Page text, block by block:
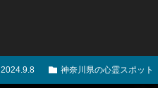
2024.9.8 神奈川県の心霊スポット